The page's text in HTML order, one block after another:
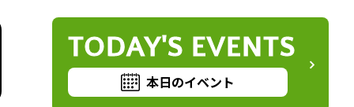
TODAY'S EVENTS
本日のイベント